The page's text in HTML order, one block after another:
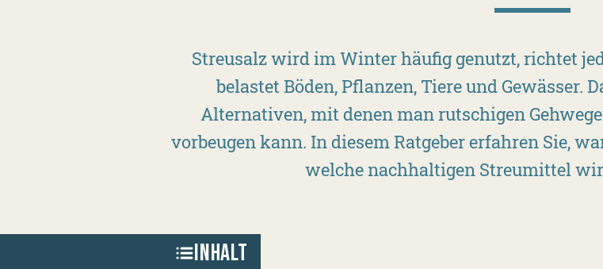
Streusalz wird im Winter häufig genutzt, richtet
belastet Böden, Pflanzen, Tiere und Gewässer.
Alternativen, mit denen man rutschigen
vorbeugen kann. In diesem Ratgeber erfahren Sie,
welche nachhaltigen Streumittel
INHALT